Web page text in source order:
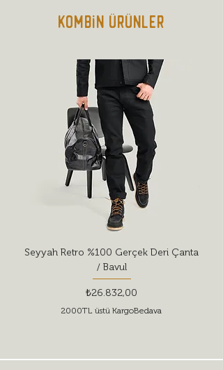
deterjanları tercih etmeyin.
Kombin Ürünler
Seyyah Retro %100 Gerçek Deri Çanta
/ Bavul
Fiyat
₺26.832,00
2000TL üstü KargoBedava